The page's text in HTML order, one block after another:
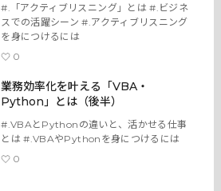
#.「アクティブリスニング」とは #.ビジネ
スでの活躍シーン #.アクティブリスニング
を身につけるには
0
業務効率化を叶える「VBA・
Python」とは（後半）
#.VBAとPythonの違いと、活かせる仕事
とは #.VBAやPythonを身につけるには
0